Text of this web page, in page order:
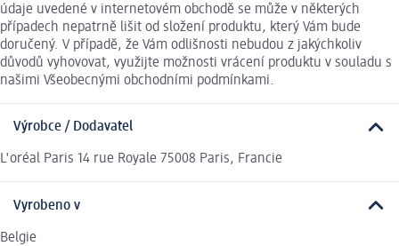
údaje uvedené v internetovém obchodě se může v některých
případech nepatrně lišit od složení produktu, který Vám bude
doručený. V případě, že Vám odlišnosti nebudou z jakýchkoliv
důvodů vyhovovat, využijte možnosti vrácení produktu v souladu s
našimi Všeobecnými obchodními podmínkami.
Výrobce / Dodavatel
L'oréal Paris 14 rue Royale 75008 Paris, Francie
Vyrobeno v
Belgie